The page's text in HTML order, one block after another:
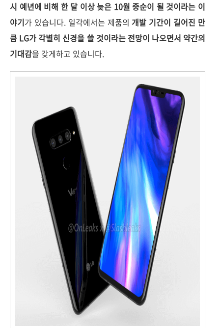
시 예년에 비해 한 달 이상 늦은 10월 중순이 될 것이라는 이
야기가 있습니다. 일각에서는 제품의 개발 기간이 길어진 만
큼 LG가 각별히 신경을 쓸 것이라는 전망이 나오면서 약간의
기대감을 갖게하고 있습니다.